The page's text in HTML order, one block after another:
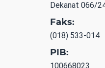
Dekanat 066/
Faks:
(018) 533-014
PIB:
100668023